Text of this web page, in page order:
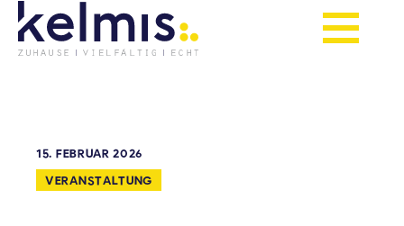
Navigation
15. FEBRUAR 2026
VERANSTALTUNG